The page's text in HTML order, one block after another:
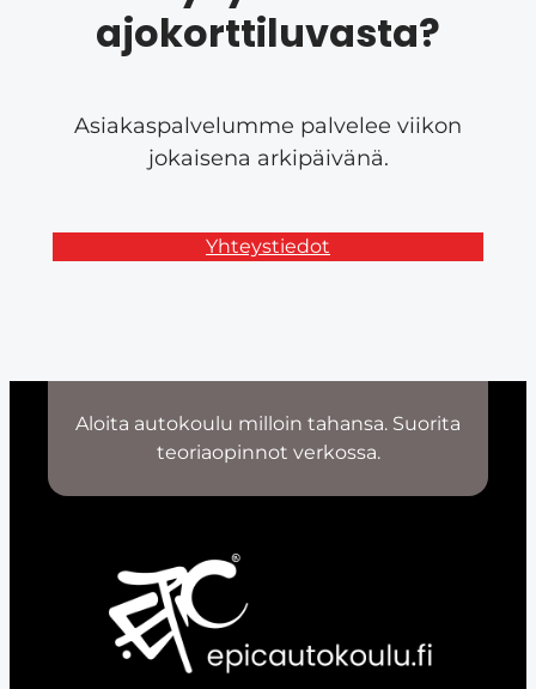
ajokorttiluvasta?
Asiakaspalvelumme palvelee viikon
jokaisena arkipäivänä.
Yhteystiedot
Aloita autokoulu milloin tahansa. Suorita
teoriaopinnot verkossa.